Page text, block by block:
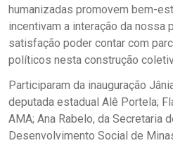
humanizadas promovem bem-
incentivam a interação da nossa
satisfação poder contar com
políticos nesta construção
Participaram da inauguração
deputada estadual Alê Portela;
AMA; Ana Rabelo, da Secretaria
Desenvolvimento Social de